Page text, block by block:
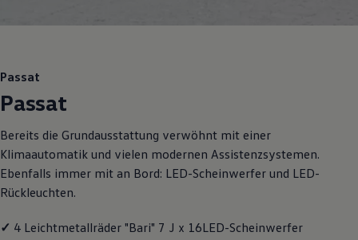
Räder und Reifen
Entertainment und Elektronik
Individualisieren
Wallbox und Ladekabel
Handy und Fahrzeug verbinden
Passat
Passat
Bereits die Grundausstattung verwöhnt mit einer
Klimaautomatik und vielen modernen Assistenzsystemen.
Ebenfalls immer mit an Bord: LED-Scheinwerfer und LED-
Rückleuchten.
✓ 4 Leichtmetallräder "Bari" 7 J x 16LED-Scheinwerfer